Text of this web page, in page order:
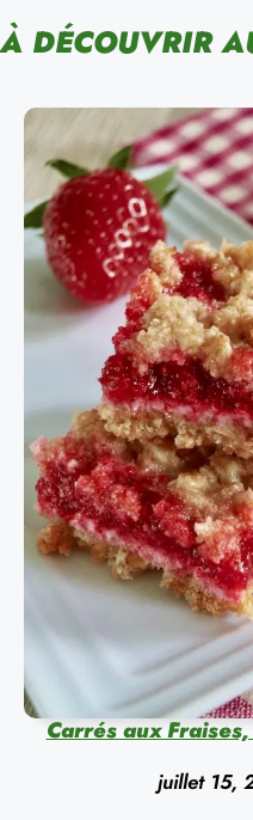
À DÉCOUVRIR
Carrés aux
juillet 15,